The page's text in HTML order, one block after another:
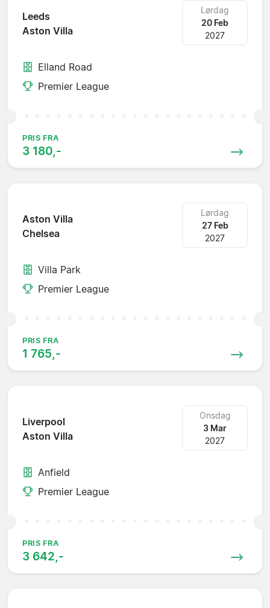
Leeds
Aston Villa
Lørdag
20 Feb
2027
Elland Road
Premier League
PRIS FRA
3 180,-
Aston Villa
Chelsea
Lørdag
27 Feb
2027
Villa Park
Premier League
PRIS FRA
1 765,-
Liverpool
Aston Villa
Onsdag
3 Mar
2027
Anfield
Premier League
PRIS FRA
3 642,-